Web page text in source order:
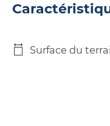
Surface du